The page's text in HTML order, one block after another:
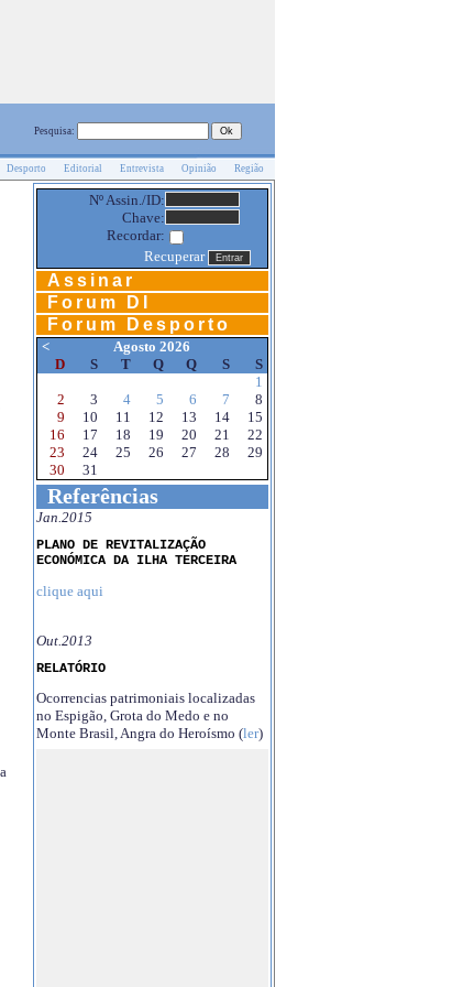
Pesquisa:
Desporto Editorial Entrevista Opinião Região
Nº Assin./ID:
Chave:
Recordar:
Recuperar
Assinar
Forum DI
Forum Desporto
<
Agosto 2026
D
S T Q Q S
S
1
2
3 4 5 6 7
8
9
10 11 12 13 14
15
16
17 18 19 20 21
22
23
24 25 26 27 28
29
30
31
Referências
Jan.2015
PLANO DE REVITALIZAÇÃO
ECONÓMICA DA ILHA TERCEIRA
clique aqui
Out.2013
RELATÓRIO
Ocorrencias patrimoniais localizadas
no Espigão, Grota do Medo e no
Monte Brasil, Angra do Heroísmo (ler)